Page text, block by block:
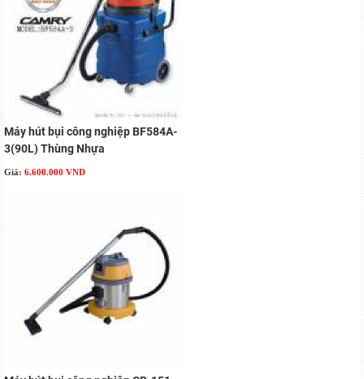
Máy hút bụi công nghiệp BF584A-
3(90L) Thùng Nhựa
Giá: 6.600.000 VND